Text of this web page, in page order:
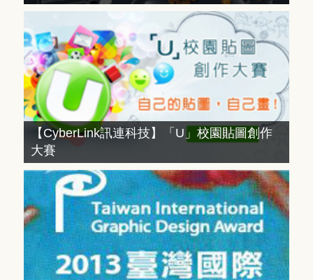
【CyberLink訊連科技】「U」校園貼圖創作
大賽